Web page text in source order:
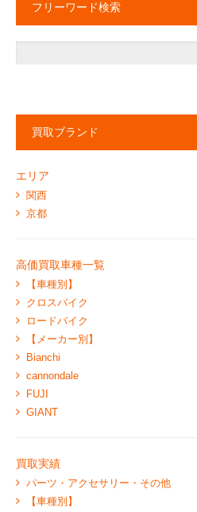
フリーワード検索
買取ブランド
エリア
関西
京都
高価買取車種一覧
【車種別】
クロスバイク
ロードバイク
【メーカー別】
Bianchi
cannondale
FUJI
GIANT
買取実績
パーツ・アクセサリー・その他
【車種別】